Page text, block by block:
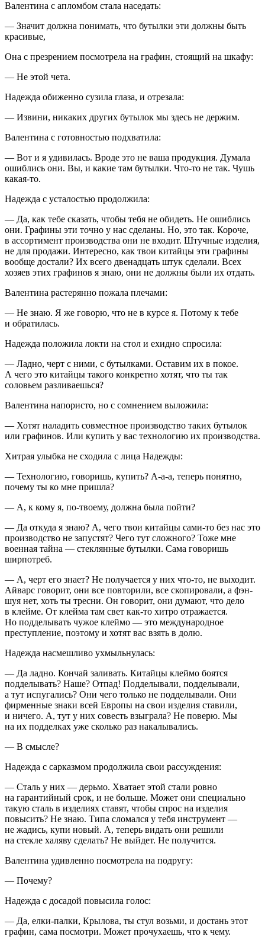
Валентина с апломбом стала наседать:
— Значит должна понимать, что бутылки эти должны быть
красивые,
Она с презрением посмотрела на графин, стоящий на шкафу:
— Не этой чета.
Надежда обиженно сузила глаза, и отрезала:
— Извини, никаких других бутылок мы здесь не держим.
Валентина с готовностью подхватила:
— Вот и я удивилась. Вроде это не ваша продукция. Думала
ошиблись они. Вы, и какие там бутылки. Что-то не так. Чушь
какая-то.
Надежда с усталостью продолжила:
— Да, как тебе сказать, чтобы тебя не обидеть. Не ошиблись
они. Графины эти точно у нас сделаны. Но, это так. Короче,
в ассортимент производства они не входит. Штучные изделия,
не для продажи. Интересно, как твои китайцы эти графины
вообще достали? Их всего двенадцать штук сделали. Всех
хозяев этих графинов я знаю, они не должны были их отдать.
Валентина растерянно пожала плечами:
— Не знаю. Я же говорю, что не в курсе я. Потому к тебе
и обратилась.
Надежда положила локти на стол и ехидно спросила:
— Ладно, черт с ними, с бутылками. Оставим их в покое.
А чего это китайцы такого конкретно хотят, что ты так
соловьем разливаешься?
Валентина напористо, но с сомнением выложила:
— Хотят наладить совместное производство таких бутылок
или графинов. Или купить у вас технологию их производства.
Хитрая улыбка не сходила с лица Надежды:
— Технологию, говоришь, купить? А-а-а, теперь понятно,
почему ты ко мне пришла?
— А, к кому я, по-твоему, должна была пойти?
— Да откуда я знаю? А, чего твои китайцы сами-то без нас это
производство не запустят? Чего тут сложного? Тоже мне
военная тайна — стеклянные бутылки. Сама говоришь
ширпотреб.
— А, черт его знает? Не получается у них что-то, не выходит.
Айварс говорит, они все повторили, все скопировали, а фэн-
шуя нет, хоть ты тресни. Он говорит, они думают, что дело
в клейме. От клейма там свет как-то хитро отражается.
Но подделывать чужое клеймо — это международное
преступление, поэтому и хотят вас взять в долю.
Надежда насмешливо ухмыльнулась:
— Да ладно. Кончай заливать. Китайцы клеймо боятся
подделывать? Наше? Отпад! Подделывали, подделывали,
а тут испугались? Они чего только не подделывали. Они
фирменные знаки всей Европы на свои изделия ставили,
и ничего. А, тут у них совесть взыграла? Не поверю. Мы
на их подделках уже сколько раз накалывались.
— В смысле?
Надежда с сарказмом продолжила свои рассуждения:
— Сталь у них — дерьмо. Хватает этой стали ровно
на гарантийный срок, и не больше. Может они специально
такую сталь в изделиях ставят, чтобы спрос на изделия
повысить? Не знаю. Типа сломался у тебя инструмент —
не жадись, купи новый. А, теперь видать они решили
на стекле халяву сделать? Не выйдет. Не получится.
Валентина удивленно посмотрела на подругу:
— Почему?
Надежда с досадой повысила голос:
— Да, елки-палки, Крылова, ты стул возьми, и достань этот
графин, сама посмотри. Может прочухаешь, что к чему.